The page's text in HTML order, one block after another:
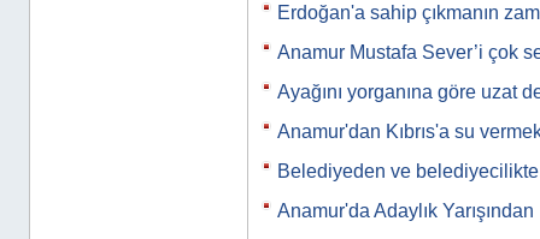
Erdoğan'a sahip çıkmanın
Anamur Mustafa Sever’i çok
Ayağını yorganına göre uzat
Anamur'dan Kıbrıs'a su
Belediyeden ve
Anamur'da Adaylık